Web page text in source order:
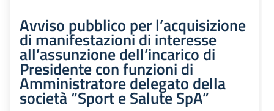
Avviso pubblico per l’acquisizione
di manifestazioni di interesse
all’assunzione dell’incarico di
Presidente con funzioni di
Amministratore delegato della
società “Sport e Salute SpA”